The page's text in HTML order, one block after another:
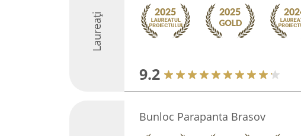
Laureați
9.2
Bunloc Parapanta Brasov